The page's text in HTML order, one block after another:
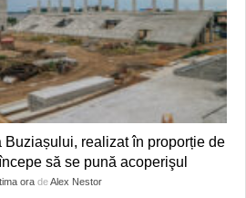
realizat în proporție de
să se pună acoperişul
ora deAlex Nestor